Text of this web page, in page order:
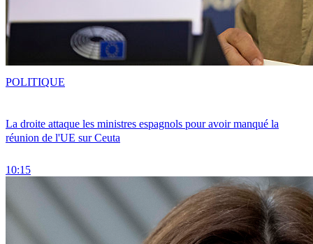
La droite attaque les ministres espagnols pour avoir manqué la
réunion de l'UE sur Ceuta
10:15
POLITIQUE